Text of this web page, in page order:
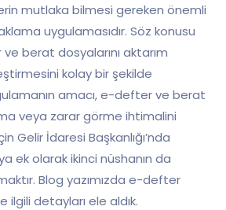
mutlaka bilmesi gereken önemli
uygulamasıdır. Söz konusu
berat dosyalarını aktarım
kolay bir şekilde
amacı, e-defter ve berat
veya zarar görme ihtimalini
Gelir İdaresi Başkanlığı’nda
ek olarak ikinci nüshanın da
Blog yazımızda e-defter
ilgili detayları ele aldık.